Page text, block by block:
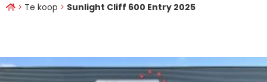
Te koop Sunlight Cliff 600 Entry 2025